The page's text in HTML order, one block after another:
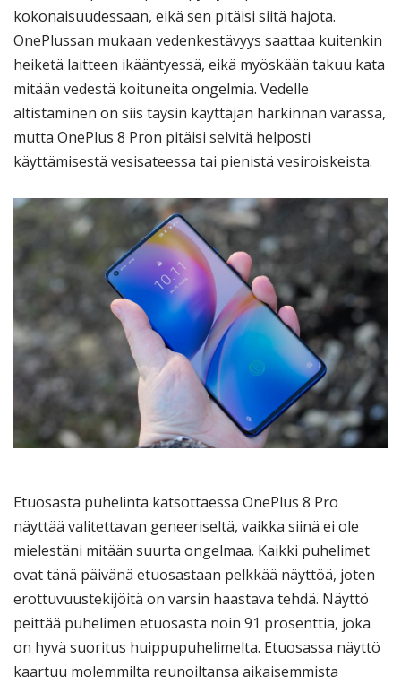
kokonaisuudessaan, eikä sen pitäisi siitä hajota.
OnePlussan mukaan vedenkestävyys saattaa kuitenkin
heiketä laitteen ikääntyessä, eikä myöskään takuu kata
mitään vedestä koituneita ongelmia. Vedelle
altistaminen on siis täysin käyttäjän harkinnan varassa,
mutta OnePlus 8 Pron pitäisi selvitä helposti
käyttämisestä vesisateessa tai pienistä vesiroiskeista.
Etuosasta puhelinta katsottaessa OnePlus 8 Pro
näyttää valitettavan geneeriseltä, vaikka siinä ei ole
mielestäni mitään suurta ongelmaa. Kaikki puhelimet
ovat tänä päivänä etuosastaan pelkkää näyttöä, joten
erottuvuustekijöitä on varsin haastava tehdä. Näyttö
peittää puhelimen etuosasta noin 91 prosenttia, joka
on hyvä suoritus huippupuhelimelta. Etuosassa näyttö
kaartuu molemmilta reunoiltansa aikaisemmista